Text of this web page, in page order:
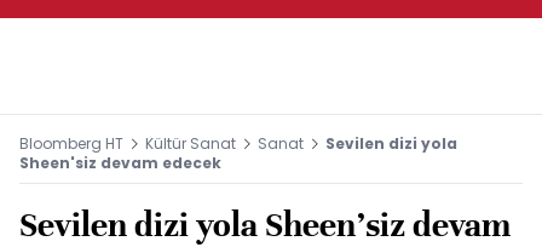
Bloomberg HT Kültür Sanat Sanat
Sevilen dizi yola
Sheen'siz devam edecek
Sevilen dizi yola Sheen'siz devam